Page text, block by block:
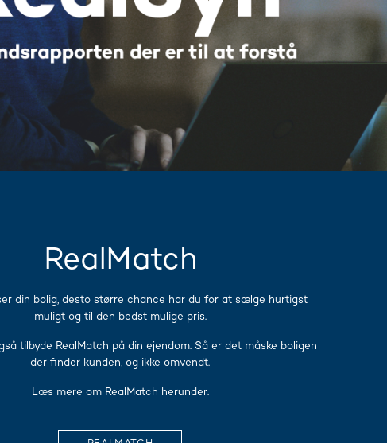
RealMatch
din bolig, desto større chance har du for at sælge hurtigst
muligt og til den bedst mulige pris.
tilbyde RealMatch på din ejendom. Så er det måske boligen
der finder kunden, og ikke omvendt.
Læs mere om RealMatch herunder.